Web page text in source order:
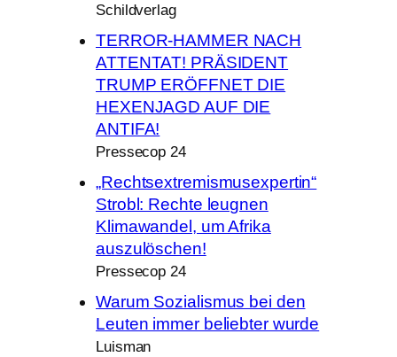
Schildverlag
TERROR-HAMMER NACH
ATTENTAT! PRÄSIDENT
TRUMP ERÖFFNET DIE
HEXENJAGD AUF DIE
ANTIFA!
Pressecop 24
„Rechtsextremismusexpertin“
Strobl: Rechte leugnen
Klimawandel, um Afrika
auszulöschen!
Pressecop 24
Warum Sozialismus bei den
Leuten immer beliebter wurde
Luisman